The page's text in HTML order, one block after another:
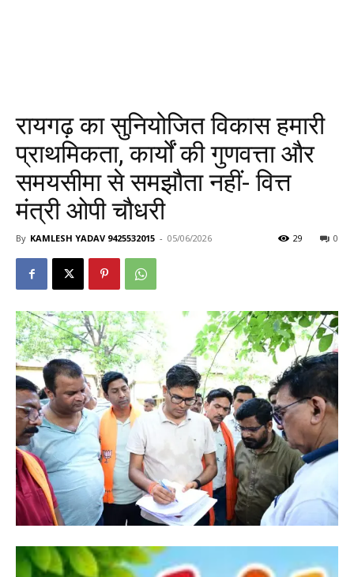
रायगढ़ का सुनियोजित विकास हमारी
प्राथमिकता, कार्यों की गुणवत्ता और
समयसीमा से समझौता नहीं- वित्त
मंत्री ओपी चौधरी
By KAMLESH YADAV 9425532015 - 05/06/2026 0
29